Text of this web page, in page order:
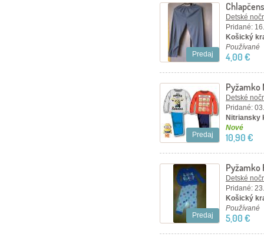
Predaj
Detské
Pridané:
Košický
Používané
4,00 €
Predaj
Pyžamko
Detské
Pridané:
Nitriansky
Nové
10,90 €
Predaj
Pyžamko
Detské
Pridané:
Košický
Používané
5,00 €